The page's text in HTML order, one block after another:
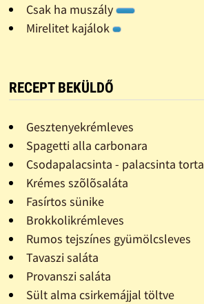
Csak ha muszály
Mirelitet kajálok
RECEPT BEKÜLDŐ
Gesztenyekrémleves
Spagetti alla carbonara
Csodapalacsinta - palacsinta torta
Krémes szõlõsaláta
Fasírtos sünike
Brokkolikrémleves
Rumos tejszínes gyümölcsleves
Tavaszi saláta
Provanszi saláta
Sült alma csirkemájjal töltve